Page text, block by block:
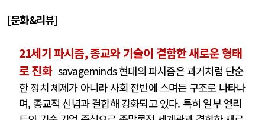
[문화&리뷰]
21세기 파시즘, 종교와 기술이 결합한 새로운 형태
로 진화 savageminds 현대의 파시즘은 과거처럼 단순
한 정치 체제가 아니라 사회 전반에 스며든 구조로 나타나
며, 종교적 신념과 결합해 강화되고 있다. 특히 일부 엘리